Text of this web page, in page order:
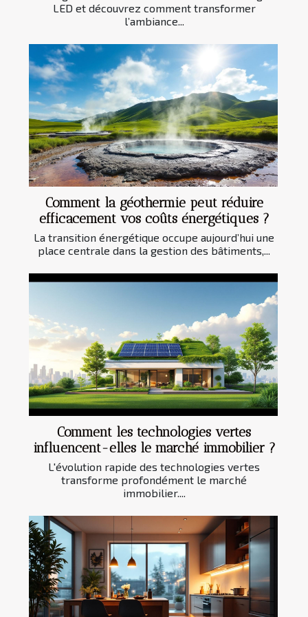
LED et découvrez comment transformer
l’ambiance...
Comment la géothermie peut réduire
efficacement vos coûts énergétiques ?
La transition énergétique occupe aujourd’hui une
place centrale dans la gestion des bâtiments,...
Comment les technologies vertes
influencent-elles le marché immobilier ?
L'évolution rapide des technologies vertes
transforme profondément le marché
immobilier....